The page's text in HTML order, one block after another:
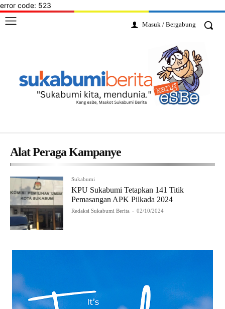
error code: 523
Masuk / Bergabung
Alat Peraga Kampanye
Sukabumi
KPU Sukabumi Tetapkan 141 Titik
Pemasangan APK Pilkada 2024
Redaksi Sukabumi Berita - 02/10/2024